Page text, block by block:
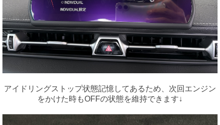
アイドリングストップ状態記憶してあるため、次回エンジン
をかけた時もOFFの状態を維持できます↓